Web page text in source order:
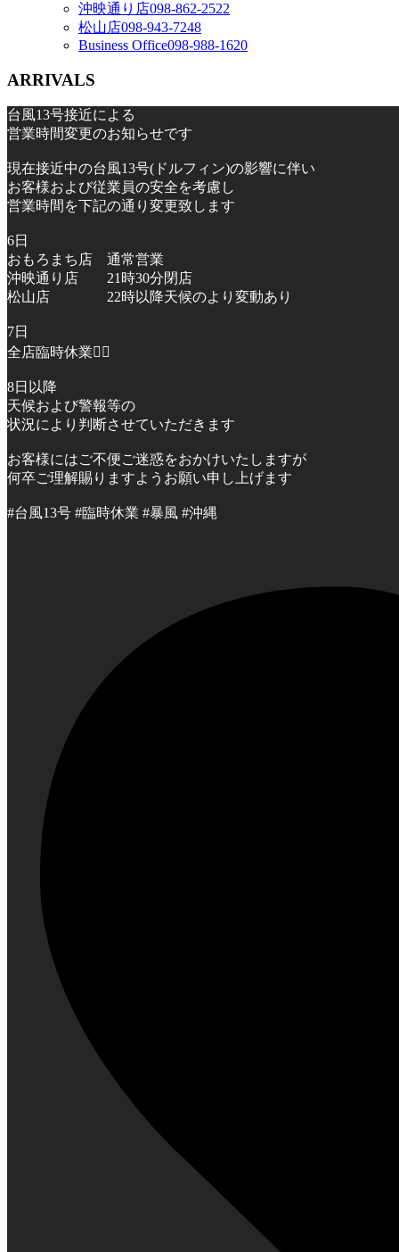
沖映通り店098-862-2522
松山店098-943-7248
Business Office098-988-1620
ARRIVALS
台風13号接近による
営業時間変更のお知らせです
現在接近中の台風13号(ドルフィン)の影響に伴い
お客様および従業員の安全を考慮し
営業時間を下記の通り変更致します
6日
おもろまち店 通常営業
沖映通り店 21時30分閉店
松山店 22時以降天候のより変動あり
7日
全店臨時休業🙇‍♂️
8日以降
天候および警報等の
状況により判断させていただきます
お客様にはご不便ご迷惑をおかけいたしますが
何卒ご理解賜りますようお願い申し上げます
#台風13号 #臨時休業 #暴風 #沖縄